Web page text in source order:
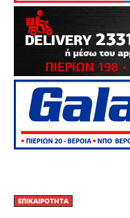
ΕΠΙΚΑΙΡΌΤΗΤΑ